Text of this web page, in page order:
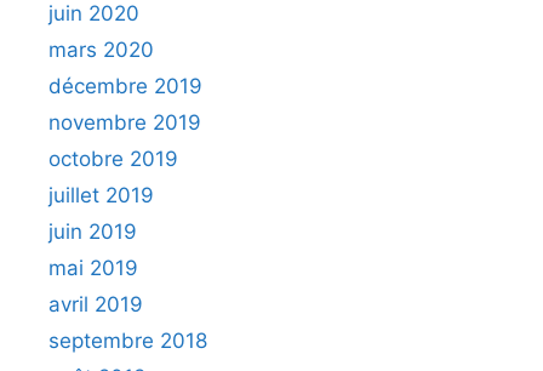
juin 2020
mars 2020
décembre 2019
novembre 2019
octobre 2019
juillet 2019
juin 2019
mai 2019
avril 2019
septembre 2018